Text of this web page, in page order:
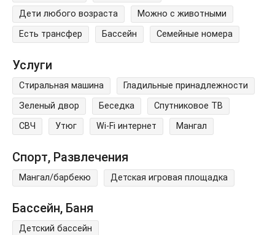
Дети любого возраста
Можно с животными
Есть трансфер
Бассейн Семейные номера
Услуги
Стиральная машина
Гладильные принадлежности
Зеленый двор
Беседка
Спутниковое ТВ
СВЧ
Утюг Wi-Fi интернет Мангал
Спорт, Развлечения
Мангал/барбекю Детская игровая площадка
Бассейн, Баня
Детский бассейн